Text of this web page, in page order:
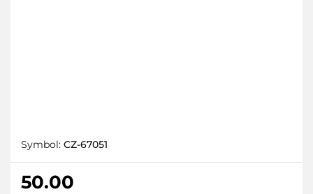
Symbol: CZ-67051
50.00